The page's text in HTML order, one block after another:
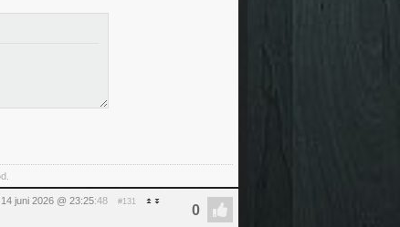
juni 2026 @ 23:25:48 #131